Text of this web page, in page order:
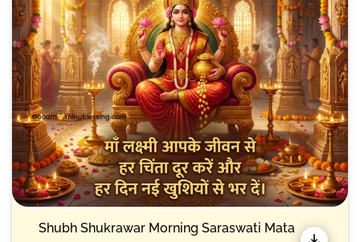
Shubh Shukrawar Morning Saraswati Mata